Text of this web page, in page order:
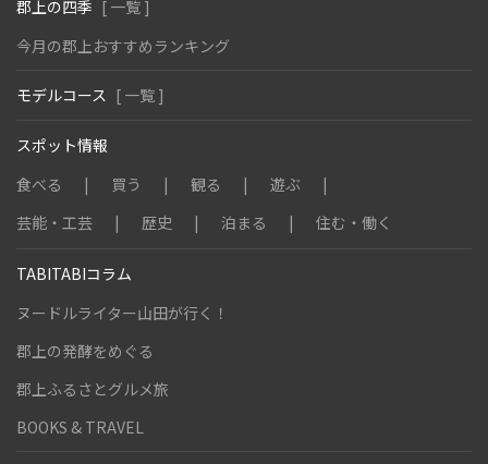
郡上の四季 [ 一覧 ]
今月の郡上おすすめランキング
モデルコース [ 一覧 ]
スポット情報
食べる
買う 観る
遊ぶ
芸能・工芸
歴史 泊まる 住む・働く
TABITABIコラム
ヌードルライター山田が行く！
郡上の発酵をめぐる
郡上ふるさとグルメ旅
BOOKS & TRAVEL